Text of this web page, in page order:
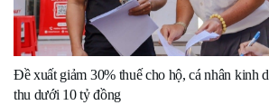
Đề xuất giảm 30% thuế cho hộ, cá nhân kinh
thu dưới 10 tỷ đồng